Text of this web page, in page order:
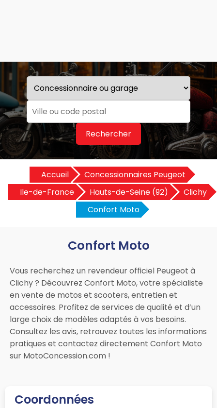
Rechercher
Accueil
Concessionnaires Peugeot
Ile-de-France
Hauts-de-Seine (92)
Clichy
Confort Moto
Confort Moto
Vous recherchez un revendeur officiel Peugeot à
Clichy ? Découvrez Confort Moto, votre spécialiste
en vente de motos et scooters, entretien et
accessoires. Profitez de services de qualité et d’un
large choix de modèles adaptés à vos besoins.
Consultez les avis, retrouvez toutes les informations
pratiques et contactez directement Confort Moto
sur MotoConcession.com !
Coordonnées